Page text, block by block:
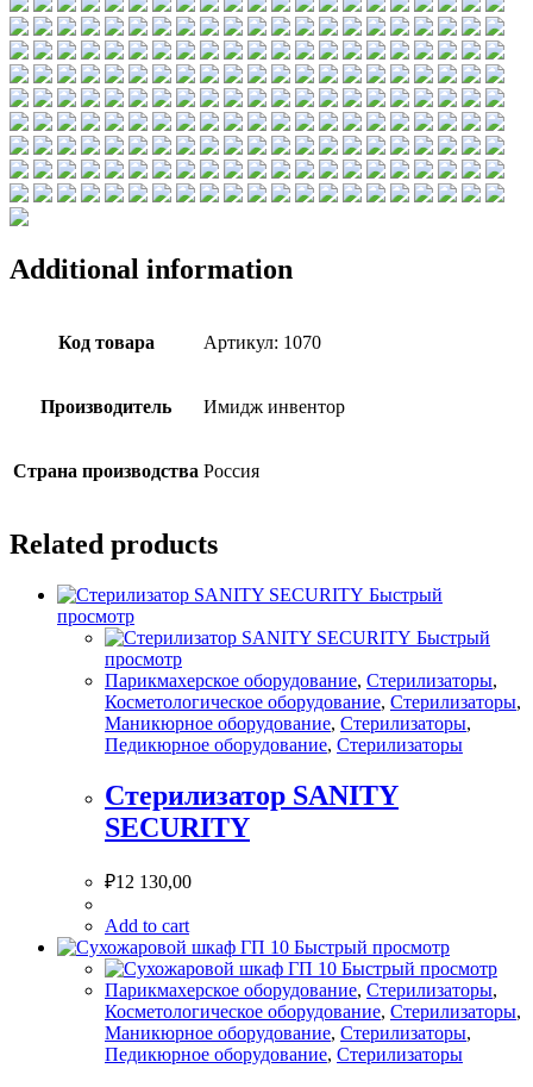
Additional information
Код товара Артикул: 1070
Производитель Имидж инвентор
Страна производства Россия
Related products
Быстрый
просмотр
Быстрый
просмотр
Парикмахерское оборудование, Стерилизаторы,
Косметологическое оборудование, Стерилизаторы,
Маникюрное оборудование, Стерилизаторы,
Педикюрное оборудование, Стерилизаторы
Стерилизатор SANITY
SECURITY
₽12 130,00
Add to cart
Быстрый просмотр
Быстрый просмотр
Парикмахерское оборудование, Стерилизаторы,
Косметологическое оборудование, Стерилизаторы,
Маникюрное оборудование, Стерилизаторы,
Педикюрное оборудование, Стерилизаторы